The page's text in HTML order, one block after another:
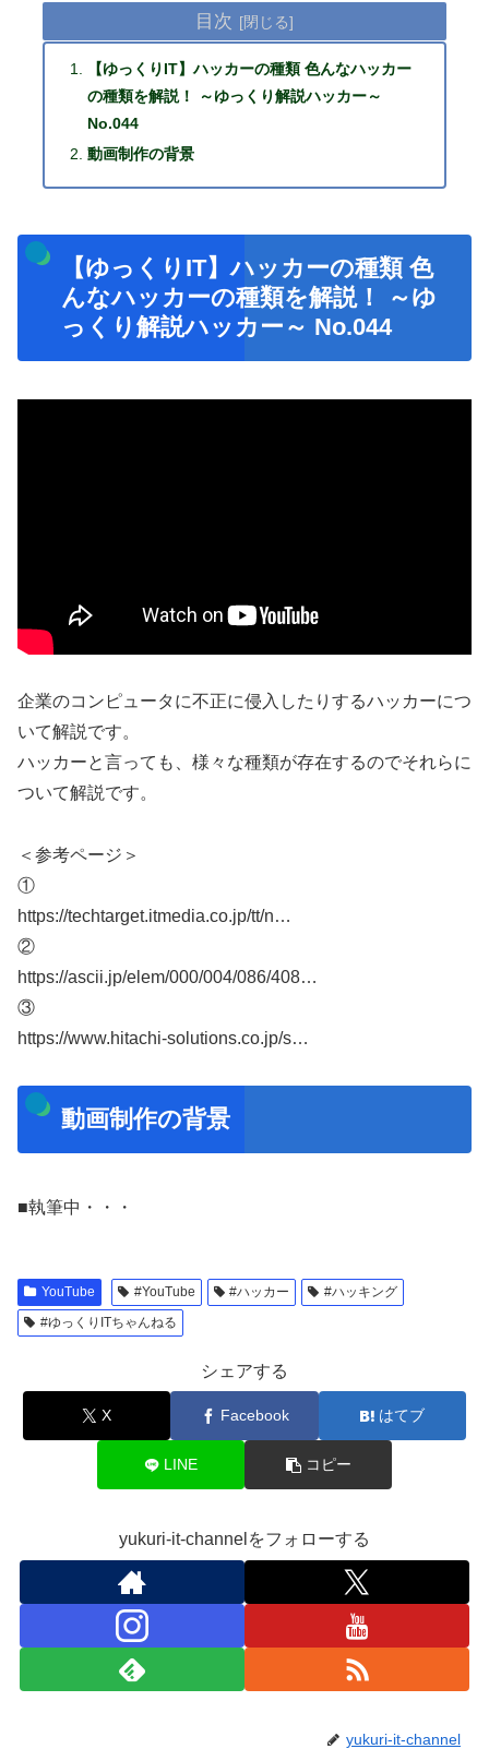
目次
【ゆっくりIT】ハッカーの種類 色んなハッカー
の種類を解説！ ～ゆっくり解説ハッカー～
No.044
動画制作の背景
【ゆっくりIT】ハッカーの種類 色
んなハッカーの種類を解説！ ～ゆ
っくり解説ハッカー～ No.044
企業のコンピュータに不正に侵入したりするハッカーにつ
いて解説です。
ハッカーと言っても、様々な種類が存在するのでそれらに
ついて解説です。
＜参考ページ＞
①
https://techtarget.itmedia.co.jp/tt/n…
②
https://ascii.jp/elem/000/004/086/408…
③
https://www.hitachi-solutions.co.jp/s…
動画制作の背景
■執筆中・・・
YouTube #YouTube #ハッカー
#ハッキング
#ゆっくりITちゃんねる
シェアする
X Facebook はてブ
LINE コピー
yukuri-it-channelをフォローする
yukuri-it-channel